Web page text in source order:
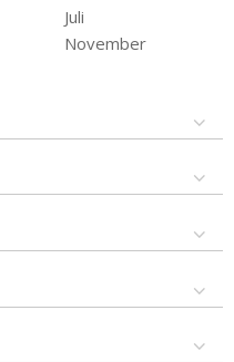
Juli
November